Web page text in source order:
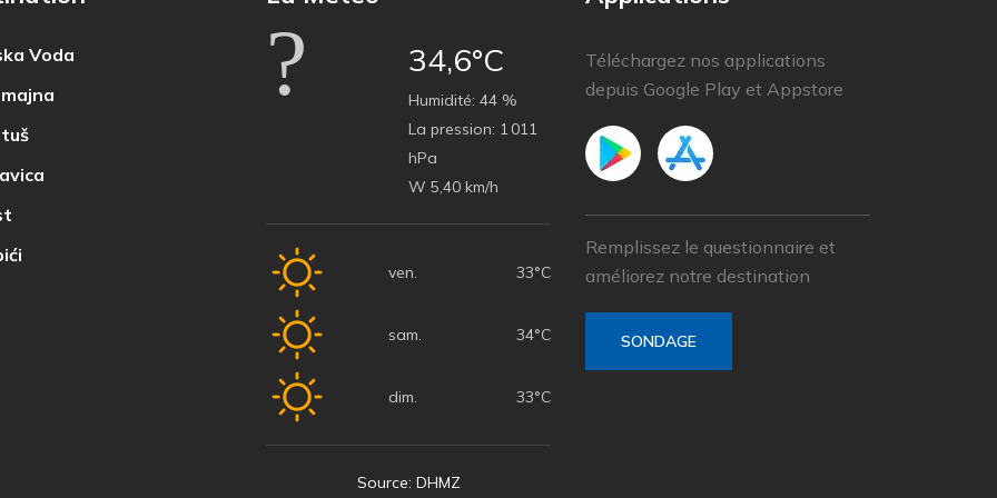
Voda
34,6°C
Humidité: 44 %
La pression: 1 011
hPa
W 5,40 km/h
ven. 33°C
sam. 34°C
dim. 33°C
Source: DHMZ
Téléchargez nos applications
depuis Google Play et Appstore
Remplissez le questionnaire et
améliorez notre destination
SONDAGE